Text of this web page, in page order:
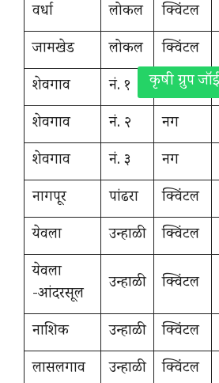
वर्धा
लोकल क्विंटल
जामखेड
लोकल क्विंटल
शेवगाव
नं. १ नग
शेवगाव
नं. २ नग
शेवगाव
नं. ३ नग
नागपूर
पांढरा क्विंटल
येवला
उन्हाळी क्विंटल
येवला
-आंदरसूल
उन्हाळी क्विंटल
नाशिक उन्हाळी क्विंटल
लासलगाव
उन्हाळी क्विंटल